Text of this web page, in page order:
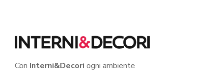
Con Interni&Decori ogni ambiente